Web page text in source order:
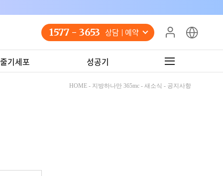
1577 - 3653 상담 예약
기세포 성공기
HOME - 지방하나만 365mc - 새소식 - 공지사항